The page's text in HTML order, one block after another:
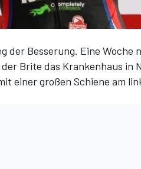
der Besserung. Eine Woche
Brite das Krankenhaus in
einer großen Schiene am